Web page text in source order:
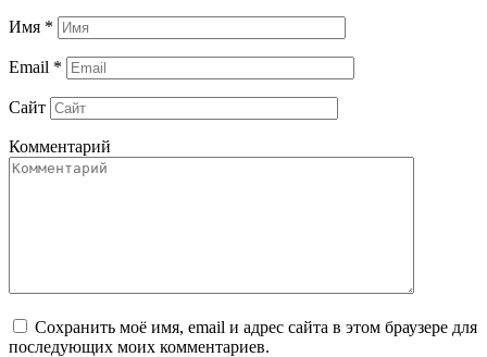
Имя *
Email *
Сайт
Комментарий
Сохранить моё имя, email и адрес сайта в этом браузере для
последующих моих комментариев.